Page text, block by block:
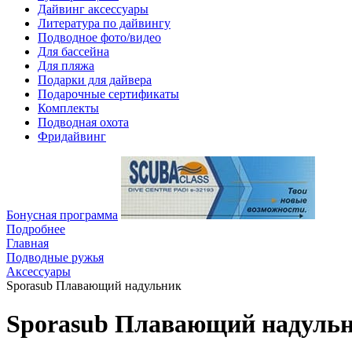
Дайвинг аксессуары
Литература по дайвингу
Подводное фото/видео
Для бассейна
Для пляжа
Подарки для дайвера
Подарочные сертификаты
Комплекты
Подводная охота
Фридайвинг
Бонусная программа
Подробнее
Главная
Подводные ружья
Аксессуары
Sporasub Плавающий надульник
Sporasub Плавающий